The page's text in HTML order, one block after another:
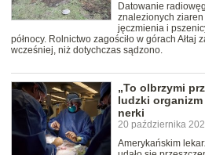
Datowanie
znalezionych ziaren
jęczmienia i
północy. Rolnictwo zagościło w górach Ałtaj
wcześniej, niż dotychczas sądzono.
„To olbrzymi
ludzki
nerki
20 października
Amerykańskim